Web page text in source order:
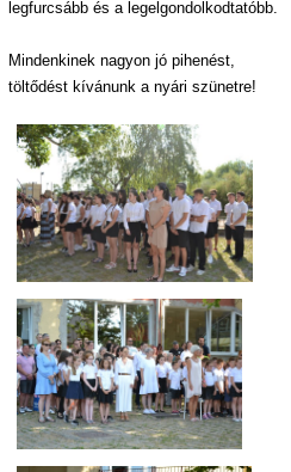
legfurcsább és a legelgondolkodtatóbb.
Mindenkinek nagyon jó pihenést,
töltődést kívánunk a nyári szünetre!